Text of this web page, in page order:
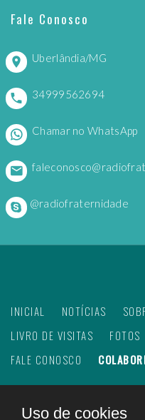
Fale Conosco
Uberlândia/MG
34999562694
Chamar no WhatsApp
@radiofraternidade
INICIAL NOTÍCIAS
LIVRO DE VISITAS
FOTOS
FALE CONOSCO
Uso de cookies